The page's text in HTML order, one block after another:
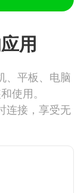
用
、平板、电脑
使用。
连接，享受无